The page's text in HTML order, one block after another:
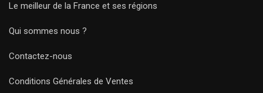
Le meilleur de la France et ses régions
Qui sommes nous ?
Contactez-nous
Conditions Générales de Ventes